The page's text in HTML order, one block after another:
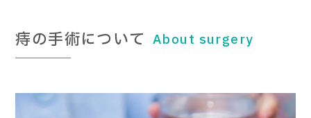
痔の手術について